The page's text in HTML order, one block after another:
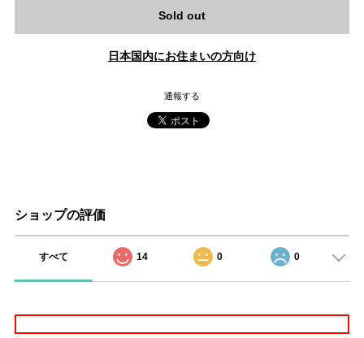
Sold out
日本国内にお住まいの方向け
通報する
ショップの評価
すべて 14 0 0